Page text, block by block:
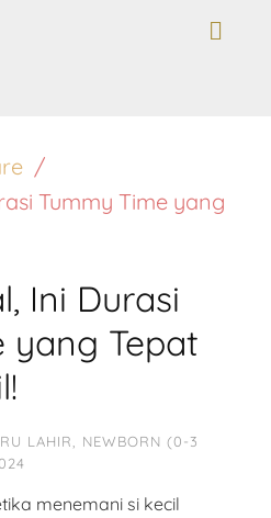
Tummy Time yang
Ini Durasi
yang Tepat
LAHIR
NEWBORN (0-3
menemani si kecil